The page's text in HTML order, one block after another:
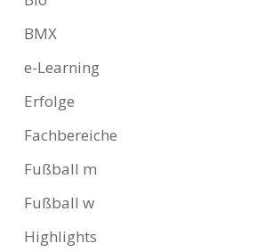
BMX
e-Learning
Erfolge
Fachbereiche
Fußball m
Fußball w
Highlights